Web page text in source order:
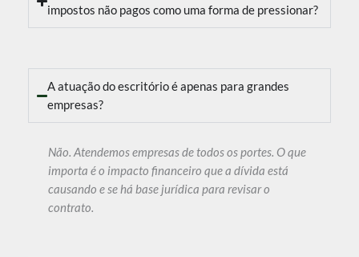
impostos não pagos como uma forma de pressionar?
A atuação do escritório é apenas para grandes
empresas?
Não. Atendemos empresas de todos os portes. O que
importa é o impacto financeiro que a dívida está
causando e se há base jurídica para revisar o
contrato.